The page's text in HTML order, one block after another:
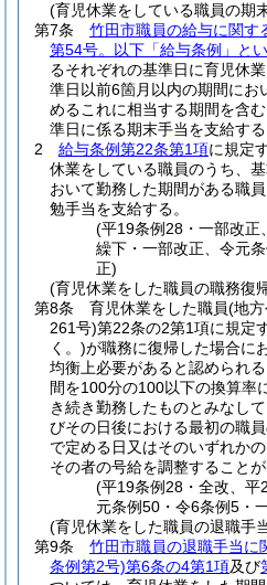
(育児休業をしている職員の期
第7条
竹田市職員の給与に関す
第54号。以下「給与条例」と
るそれぞれの基準日に育児休
準日以前6箇月以内の期間にお
めるこれに相当する期間を含
準日に係る期末手当を支給する
2
給与条例第22条第1項に規定
休業をしている職員のうち、
おいて勤務した期間がある職
勉手当を支給する。
(平19条例28・一部改正
繰下・一部改正、令元
正)
(育児休業をした職員の職務復
第8条
育児休業をした職員(地
261号)第22条の2第1項に規定
く。)が職務に復帰した場合に
均衡上必要があると認められ
間を100分の100以下の換算率
き続き勤務したものとみなし
びその日後における最初の職
で定める日又はそのいずれか
その者の号給を調整することが
(平19条例28・全改、平
元条例50・令6条例5・
(育児休業をした職員の退職手
第9条
竹田市職員の退職手当に
条例第2号)第6条の4第1項及び